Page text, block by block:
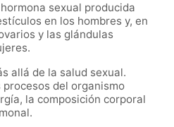
sexual producida
en los hombres y, en
y las glándulas
allá de la salud sexual.
del organismo
la composición corporal